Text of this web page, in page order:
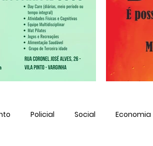
Policial Social Economia